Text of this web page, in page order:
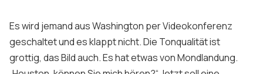
Es wird jemand aus Washington per Videokonferenz
geschaltet und es klappt nicht. Die Tonqualität ist
grottig, das Bild auch. Es hat etwas von Mondlandung.